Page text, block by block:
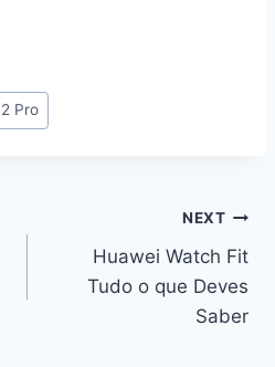
Pro
NEXT
Huawei Watch Fit
Tudo o que Deves
Saber